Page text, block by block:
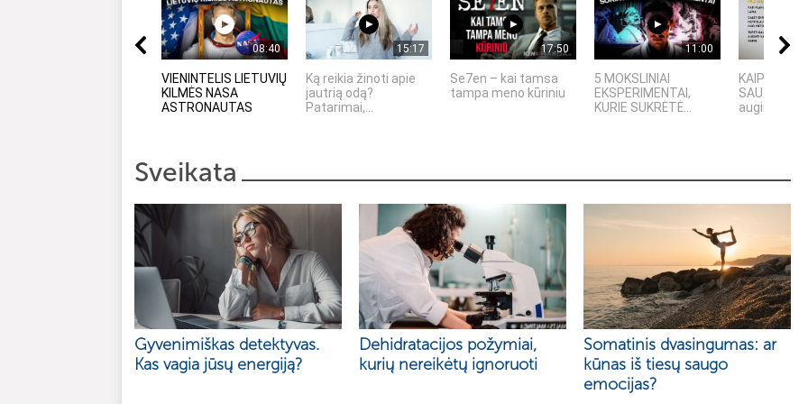
08:40
VIENINTELIS LIETUVIŲ
KILMĖS NASA
ASTRONAUTAS
15:17
Ką reikia žinoti apie
jautrią odą?
Patarimai,...
17:50
Se7en – kai tamsa
tampa meno kūriniu
11:00
5 MOKSLINIAI
EKSPERIMENTAI,
KURIE SUKRĖTĖ...
KAIP
SAU: 7
augimo
Sveikata
Gyvenimiškas detektyvas.
Kas vagia jūsų energiją?
Dehidratacijos požymiai,
kurių nereikėtų ignoruoti
Somatinis dvasingumas: ar
kūnas iš tiesų saugo
emocijas?